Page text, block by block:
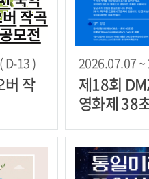
D-13 )
작
2026.07.07 ~
제18회
영화제 38